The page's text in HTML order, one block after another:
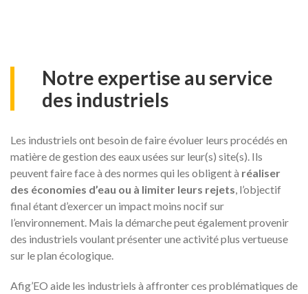
Notre expertise au service
des industriels
Les industriels ont besoin de faire évoluer leurs procédés en
matière de gestion des eaux usées sur leur(s) site(s). Ils
peuvent faire face à des normes qui les obligent à réaliser
des économies d’eau ou à limiter leurs rejets , l’objectif
final étant d’exercer un impact moins nocif sur
l’environnement. Mais la démarche peut également provenir
des industriels voulant présenter une activité plus vertueuse
sur le plan écologique.
Afig’EO aide les industriels à affronter ces problématiques de